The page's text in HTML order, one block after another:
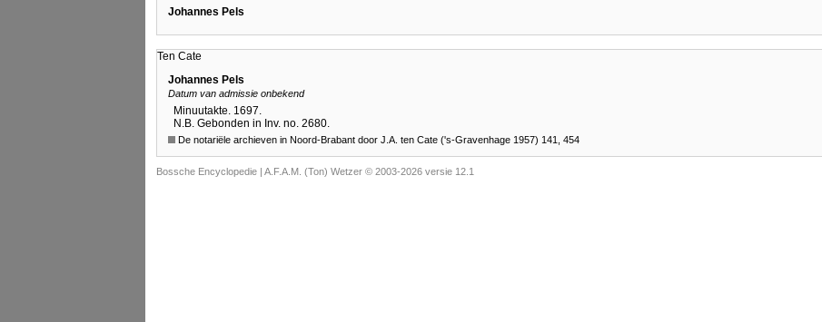
Johannes Pels
Ten Cate
Johannes Pels
Datum van admissie onbekend
Minuutakte. 1697.
N.B. Gebonden in Inv. no. 2680.
De notariële archieven in Noord-Brabant door J.A. ten Cate ('s-Gravenhage 1957) 141, 454
Bossche Encyclopedie | A.F.A.M. (Ton) Wetzer © 2003-2026 versie 12.1